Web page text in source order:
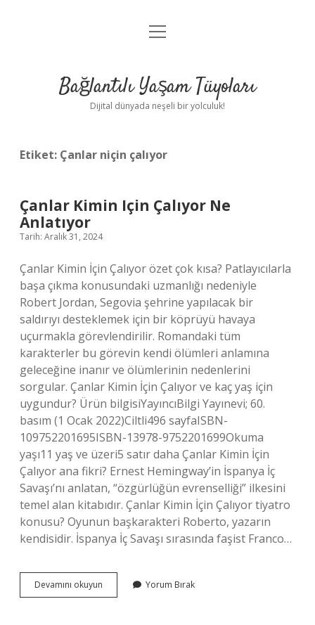
Anasayfa
Yasal Uyarı
menüyü
Bağlantılı Yaşam Tüyoları
Dijital dünyada neşeli bir yolculuk!
Etiket: Çanlar niçin çalıyor
Çanlar Kimin Için Çalıyor Ne
Anlatıyor
Tarih: Aralık 31, 2024
Çanlar Kimin İçin Çalıyor özet çok kısa? Patlayıcılarla
başa çıkma konusundaki uzmanlığı nedeniyle
Robert Jordan, Segovia şehrine yapılacak bir
saldırıyı desteklemek için bir köprüyü havaya
uçurmakla görevlendirilir. Romandaki tüm
karakterler bu görevin kendi ölümleri anlamına
geleceğine inanır ve ölümlerinin nedenlerini
sorgular. Çanlar Kimin İçin Çalıyor ve kaç yaş için
uygundur? Ürün bilgisiYayıncı‎Bilgi Yayınevi; 60.
basım (1 Ocak 2022)Ciltli‎496 sayfaISBN-
10‎9752201695ISBN-13‎978-9752201699Okuma
yaşı‎11 yaş ve üzeri5 satır daha Çanlar Kimin İçin
Çalıyor ana fikri? Ernest Hemingway’in İspanya İç
Savaşı’nı anlatan, “özgürlüğün evrenselliği” ilkesini
temel alan kitabıdır. Çanlar Kimin İçin Çalıyor tiyatro
konusu? Oyunun başkarakteri Roberto, yazarın
kendisidir. İspanya İç Savaşı sırasında faşist Franco…
Devamını okuyun
Kimin
Yorum Bırak